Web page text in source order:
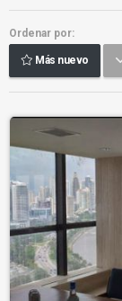
Ordenar por:
Más nuevo